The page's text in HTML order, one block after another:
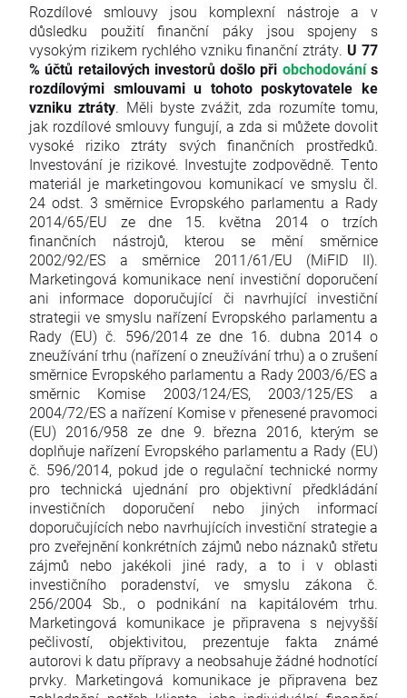
Rozdílové smlouvy jsou komplexní nástroje a v
důsledku použití finanční páky jsou spojeny s
vysokým rizikem rychlého vzniku finanční ztráty. U 77
% účtů retailových investorů došlo při obchodovánís
rozdílovými smlouvami u tohoto poskytovatele ke
vzniku ztráty. Měli byste zvážit, zda rozumíte tomu,
jak rozdílové smlouvy fungují, a zda si můžete dovolit
vysoké riziko ztráty svých finančních prostředků.
Investování je rizikové. Investujte zodpovědně. Tento
materiál je marketingovou komunikací ve smyslu čl.
24 odst. 3 směrnice Evropského parlamentu a Rady
2014/65/EU ze dne 15. května 2014 o trzích
finančních nástrojů, kterou se mění směrnice
2002/92/ES a směrnice 2011/61/EU (MiFID II).
Marketingová komunikace není investiční doporučení
ani informace doporučující či navrhující investiční
strategii ve smyslu nařízení Evropského parlamentu a
Rady (EU) č. 596/2014 ze dne 16. dubna 2014 o
zneužívání trhu (nařízení o zneužívání trhu) a o zrušení
směrnice Evropského parlamentu a Rady 2003/6/ES a
směrnic Komise 2003/124/ES, 2003/125/ES a
2004/72/ES a nařízení Komise v přenesené pravomoci
(EU) 2016/958 ze dne 9. března 2016, kterým se
doplňuje nařízení Evropského parlamentu a Rady (EU)
č. 596/2014, pokud jde o regulační technické normy
pro technická ujednání pro objektivní předkládání
investičních doporučení nebo jiných informací
doporučujících nebo navrhujících investiční strategie a
pro zveřejnění konkrétních zájmů nebo náznaků střetu
zájmů nebo jakékoli jiné rady, a to i v oblasti
investičního poradenství, ve smyslu zákona č.
256/2004 Sb., o podnikání na kapitálovém trhu.
Marketingová komunikace je připravena s nejvyšší
pečlivostí, objektivitou, prezentuje fakta známé
autorovi k datu přípravy a neobsahuje žádné hodnotící
prvky. Marketingová komunikace je připravena bez